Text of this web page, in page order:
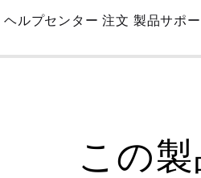
Skip
Main
ヘルプセンター 注文 製品サポー
この